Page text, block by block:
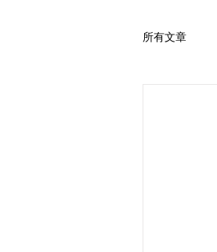
所有文章